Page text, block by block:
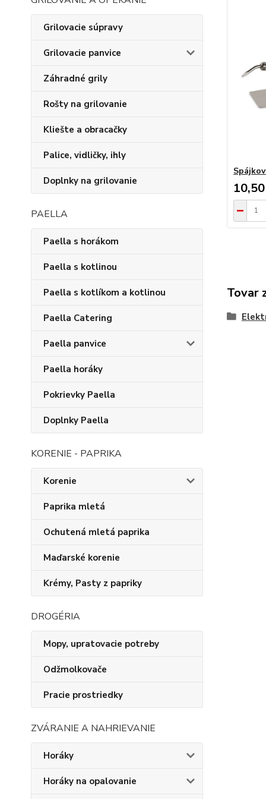
Grilovacie súpravy
Grilovacie panvice
Záhradné grily
Rošty na grilovanie
Kliešte a obracačky
Palice, vidličky, ihly
Doplnky na grilovanie
PAELLA
Paella s horákom
Paella s kotlinou
Paella s kotlíkom a kotlinou
Paella Catering
Paella panvice
Paella horáky
Pokrievky Paella
Doplnky Paella
KORENIE - PAPRIKA
Korenie
Paprika mletá
Ochutená mletá paprika
Maďarské korenie
Krémy, Pasty z papriky
DROGÉRIA
Mopy, upratovacie potreby
Odžmolkovače
Pracie prostriedky
ZVÁRANIE A NAHRIEVANIE
Horáky
Horáky na opalovanie
Tovar